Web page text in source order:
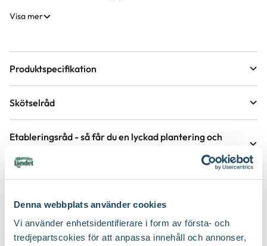
Denna webbplats använder cookies
Vi använder enhetsidentifierare i form av första- och
tredjepartscokies för att anpassa innehåll och annonser,
Visa mer
Produktspecifikation
Krukstorlek
Blomfärg
Skötselråd
Läge Sol
Övervintringsförmåga Vad betyder övervintringsförmåga?
Jordmån Näringsrik jord, Torr varm jord, Väldränerad jord
Etableringsråd - så får du en lyckad plantering och
Håll jorden fuktig det första året, stödvattna därefter under
Håll rabatten fri från ogräs för att underlätta etablering.
Gödsla inte nyplanterade rabatter första året, följande år efter
behov, med fördel kan gödsel bytas ut mot jordförbättring som